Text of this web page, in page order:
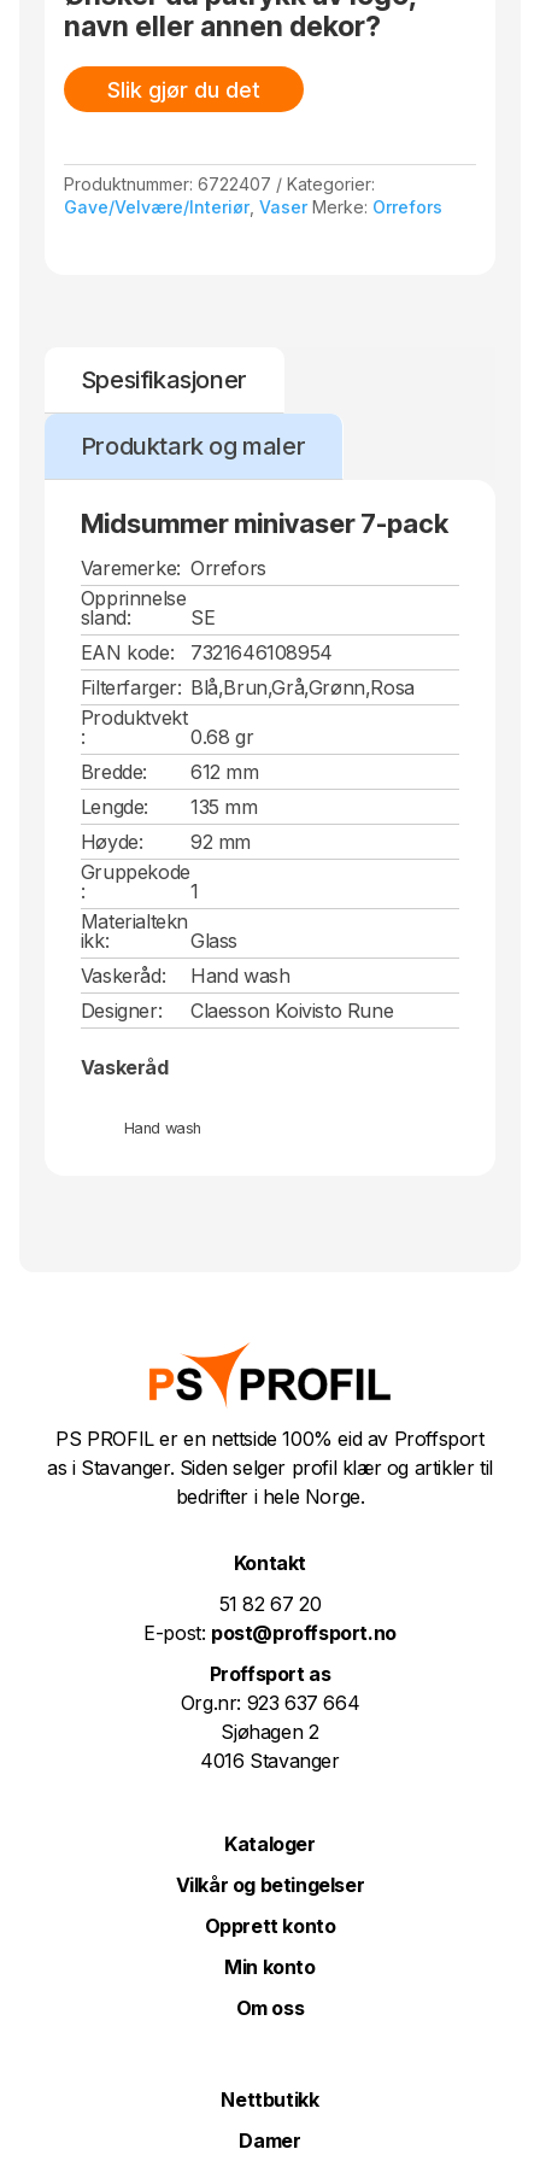
navn eller annen dekor?
Slik gjør du det
Produktnummer:6722407
Kategorier:
Gave/Velvære/Interiør,Vaser Merke: Orrefors
Spesifikasjoner
Produktark og maler
Midsummer minivaser 7-pack
Varemerke: Orrefors
Opprinnelse
sland:
SE
EAN kode:
7321646108954
Filterfarger: Blå,Brun,Grå,Grønn,Rosa
Produktvekt
:
0.68 gr
Bredde:
612 mm
Lengde:
135 mm
Høyde:
92 mm
Gruppekode
:
1
Materialtekn
ikk:
Glass
Vaskeråd:
Hand wash
Designer:
Claesson Koivisto Rune
Vaskeråd
Hand wash
PS PROFIL er en nettside 100% eid av Proffsport
as i Stavanger. Siden selger profil klær og artikler til
bedrifter i hele Norge.
Kontakt
51 82 67 20
E-post: post@proffsport.no
Proffsport as
Org.nr: 923 637 664
Sjøhagen 2
4016 Stavanger
Kataloger
Vilkår og betingelser
Opprett konto
Min konto
Om oss
Nettbutikk
Damer